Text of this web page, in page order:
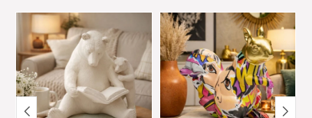
Viasono se adapta a cualquier ambiente, desde hogares
hasta oficinas, gracias a su diseño atemporal y su color
suave que complementa tanto tonos neutros como colores
más vibrantes en la decoración.